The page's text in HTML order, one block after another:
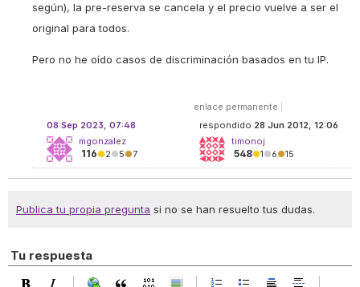
según), la pre-reserva se cancela y el precio vuelve a ser el
original para todos.
Pero no he oído casos de discriminación basados en tu IP.
enlace permanente
respondido 28 Jun 2012, 12:06
timonoj
548●1●6●15
08 Sep 2023, 07:48
mgonzalez
116●2●5●7
Publica tu propia pregunta si no se han resuelto tus dudas.
Tu respuesta